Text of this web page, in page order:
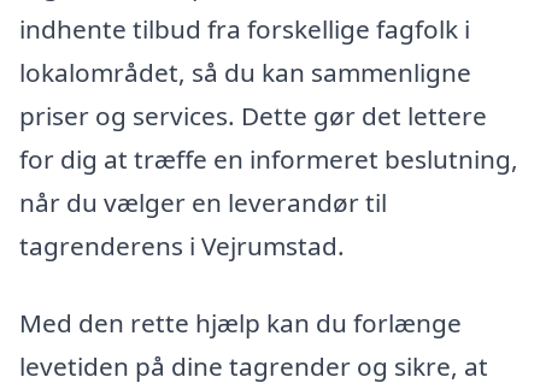
indhente tilbud fra forskellige fagfolk i
lokalområdet, så du kan sammenligne
priser og services. Dette gør det lettere
for dig at træffe en informeret beslutning,
når du vælger en leverandør til
tagrenderens i Vejrumstad.
Med den rette hjælp kan du forlænge
levetiden på dine tagrender og sikre, at